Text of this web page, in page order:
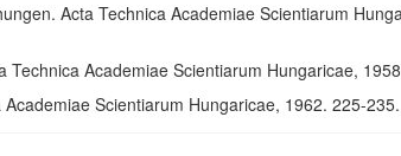
Acta Technica Academiae Scientiarum
Academiae Scientiarum Hungaricae,
Scientiarum Hungaricae, 1962. 225-235.